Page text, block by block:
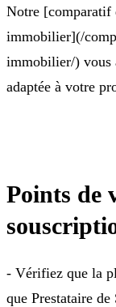
Notre [comparatif
immobilier](/
immobilier/) vous
adaptée à votre
Points de
- Vérifiez que la
que Prestataire